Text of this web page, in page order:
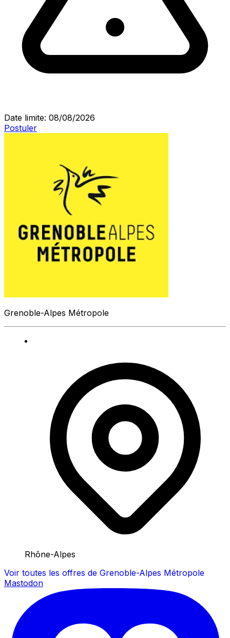
Date limite: 08/08/2026
Postuler
Grenoble-Alpes Métropole
Rhône-Alpes
Voir toutes les offres de Grenoble-Alpes Métropole
Mastodon